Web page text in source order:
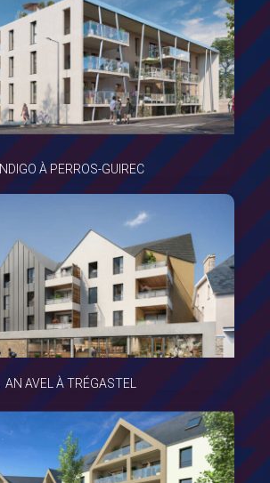
INDIGO À PERROS-GUIREC
AN AVEL À TRÉGASTEL